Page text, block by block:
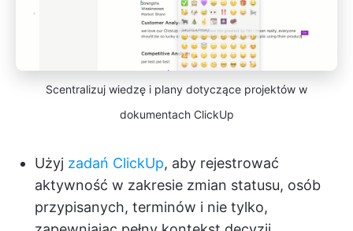
Scentralizuj wiedzę i plany dotyczące projektów w
dokumentach ClickUp
Użyj zadań ClickUp, aby rejestrować
aktywność w zakresie zmian statusu, osób
przypisanych, terminów i nie tylko,